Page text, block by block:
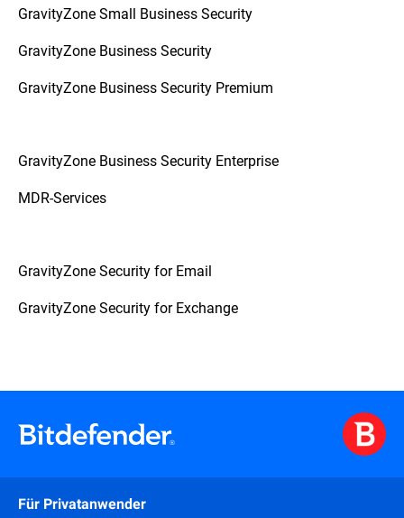
GravityZone Small Business Security
GravityZone Business Security
GravityZone Business Security Premium
GravityZone Business Security Enterprise
MDR-Services
GravityZone Security for Email
GravityZone Security for Exchange
Für Privatanwender